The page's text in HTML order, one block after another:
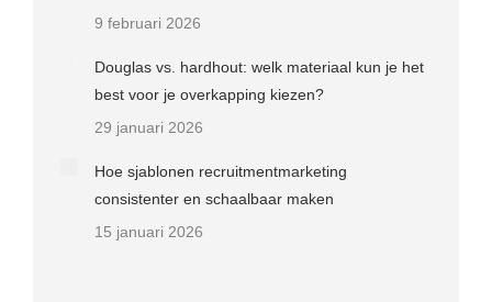
9 februari 2026
Douglas vs. hardhout: welk materiaal kun je het
best voor je overkapping kiezen?
29 januari 2026
Hoe sjablonen recruitmentmarketing
consistenter en schaalbaar maken
15 januari 2026